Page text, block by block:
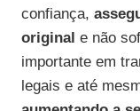
confiança,
original e não
importante em
legais e até